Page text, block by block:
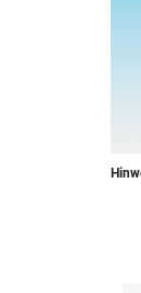
Zum